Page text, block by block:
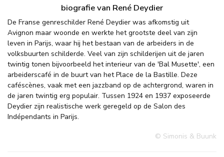
biografie van René Deydier
De Franse genreschilder René Deydier was afkomstig uit
Avignon maar woonde en werkte het grootste deel van zijn
leven in Parijs, waar hij het bestaan van de arbeiders in de
volksbuurten schilderde. Veel van zijn schilderijen uit de jaren
twintig tonen bijvoorbeeld het interieur van de 'Bal Musette', een
arbeiderscafé in de buurt van het Place de la Bastille. Deze
caféscènes, vaak met een jazzband op de achtergrond, waren in
de jaren twintig erg populair. Tussen 1924 en 1937 exposeerde
Deydier zijn realistische werk geregeld op de Salon des
Indépendants in Parijs.
© Simonis & Buunk